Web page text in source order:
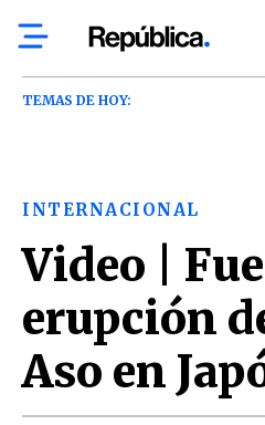
TEMAS DE HOY:
INTERNACIONAL
Video |
erupción
Aso en